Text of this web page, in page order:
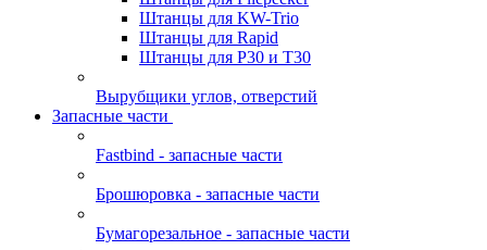
Штанцы для KW-Trio
Штанцы для Rapid
Штанцы для Р30 и Т30
Вырубщики углов, отверстий
Запасные части
Fastbind - запасные части
Брошюровка - запасные части
Бумагорезальное - запасные части